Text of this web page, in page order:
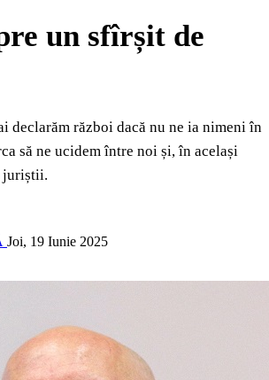
un sfîrșit de
declarăm război dacă nu ne ia nimeni în
să ne ucidem între noi și, în același
juriștii.
Joi, 19 Iunie 2025